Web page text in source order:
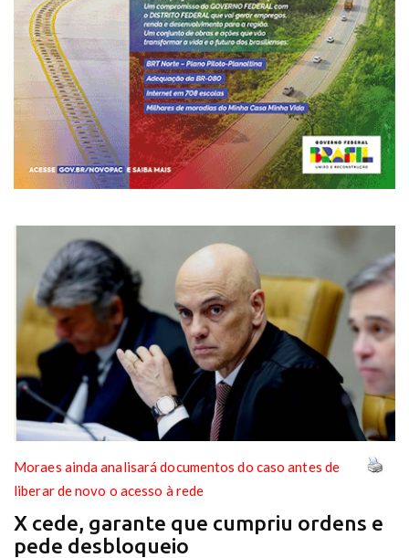
Moraes ainda analisará documentos do caso antes de
liberar de novo o acesso à rede
X cede, garante que cumpriu ordens e
pede desbloqueio